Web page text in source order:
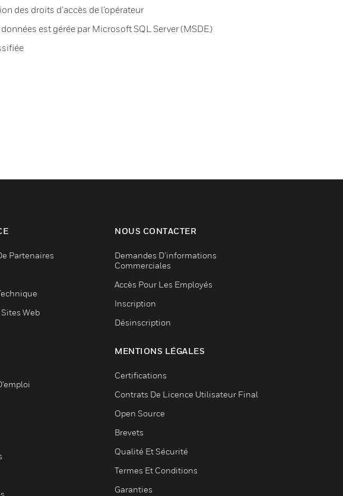
des droits d’accès de l’opérateur
données est gérée par Microsoft SQL Server (MSDE)
Partenaires
Web
NOUS CONTACTER
Demandes D’informations
Commerciales
Accès Pour Les Employés
Inscription
Désinscription
MENTIONS LÉGALES
Certifications
Contrats De Licence Utilisateur Final
Open Source
Brevets
Qualité Et Sécurité
Termes Et Conditions
Garanties